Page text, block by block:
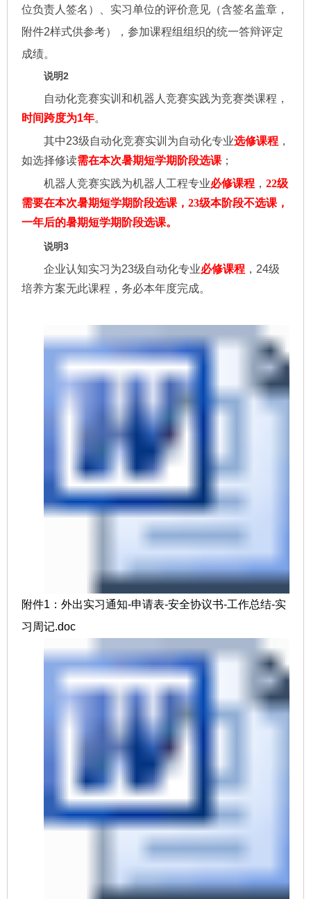
位负责人签名）、实习单位的评价意见（含签名盖章，
附件2样式供参考），参加课程组组织的统一答辩评定
成绩。
说明2
自动化竞赛实训和机器人竞赛实践为竞赛类课程，
时间跨度为1年。
其中23级自动化竞赛实训为自动化专业选修课程 ，
如选择修读需在本次暑期短学期阶段选课 ；
机器人竞赛实践为机器人工程专业必修课程 ， 22级
需要在本次暑期短学期阶段选课， 23级本阶段不选课，
一年后的暑期短学期阶段选课。
说明3
企业认知实习为23级自动化专业必修课程 ，24级
培养方案无此课程，务必本年度完成。
附件1：外出实习通知-申请表-安全协议书-工作总结-实
习周记.doc